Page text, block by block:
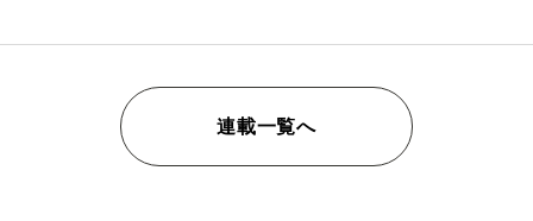
連載一覧へ